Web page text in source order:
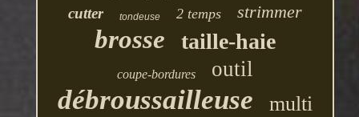
cutter tondeuse 2 temps strimmer
brosse taille-haie
coupe-bordures outil
débroussailleuse multi